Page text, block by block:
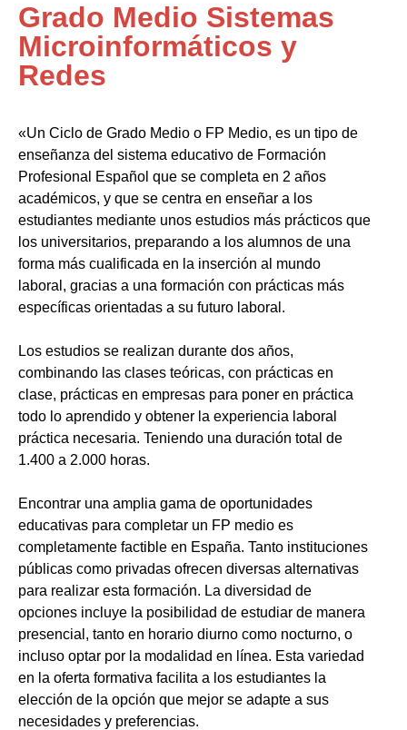
Grado Medio Sistemas
Microinformáticos y
Redes
«Un Ciclo de Grado Medio o FP Medio, es un tipo de
enseñanza del sistema educativo de Formación
Profesional Español que se completa en 2 años
académicos, y que se centra en enseñar a los
estudiantes mediante unos estudios más prácticos que
los universitarios, preparando a los alumnos de una
forma más cualificada en la inserción al mundo
laboral, gracias a una formación con prácticas más
específicas orientadas a su futuro laboral.
Los estudios se realizan durante dos años,
combinando las clases teóricas, con prácticas en
clase, prácticas en empresas para poner en práctica
todo lo aprendido y obtener la experiencia laboral
práctica necesaria. Teniendo una duración total de
1.400 a 2.000 horas.
Encontrar una amplia gama de oportunidades
educativas para completar un FP medio es
completamente factible en España. Tanto instituciones
públicas como privadas ofrecen diversas alternativas
para realizar esta formación. La diversidad de
opciones incluye la posibilidad de estudiar de manera
presencial, tanto en horario diurno como nocturno, o
incluso optar por la modalidad en línea. Esta variedad
en la oferta formativa facilita a los estudiantes la
elección de la opción que mejor se adapte a sus
necesidades y preferencias.